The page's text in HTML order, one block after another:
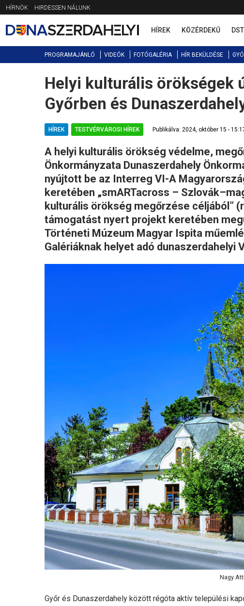
Jump
to
navigation
HÍRNÖK HIRDESSEN NÁLUNK
HÍREK KÖZÉRDEKŰ
PROGRAMAJÁNLÓ VIDEÓK FOTÓGALÉRIA HÍR BEKÜLDÉSE
Back
to
top
Helyi kulturális örökségek
Győrben és
HÍREK TESTVÉRVÁROSI HÍREK Publikálva: 2024, október 15 -
A helyi kulturális örökség védelme,
Önkormányzata Dunaszerdahely
nyújtott be az Interreg VI-A
keretében „smARTacross –
kulturális örökség megőrzése céljából”
támogatást nyert projekt keretében
Történeti Múzeum Magyar Ispita
Galériáknak helyet adó dunaszerdahelyi
Nagy
Győr és Dunaszerdahely között régóta aktív települési